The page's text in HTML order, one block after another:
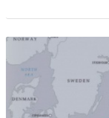
під- тримки Посольства
обов’язково […]